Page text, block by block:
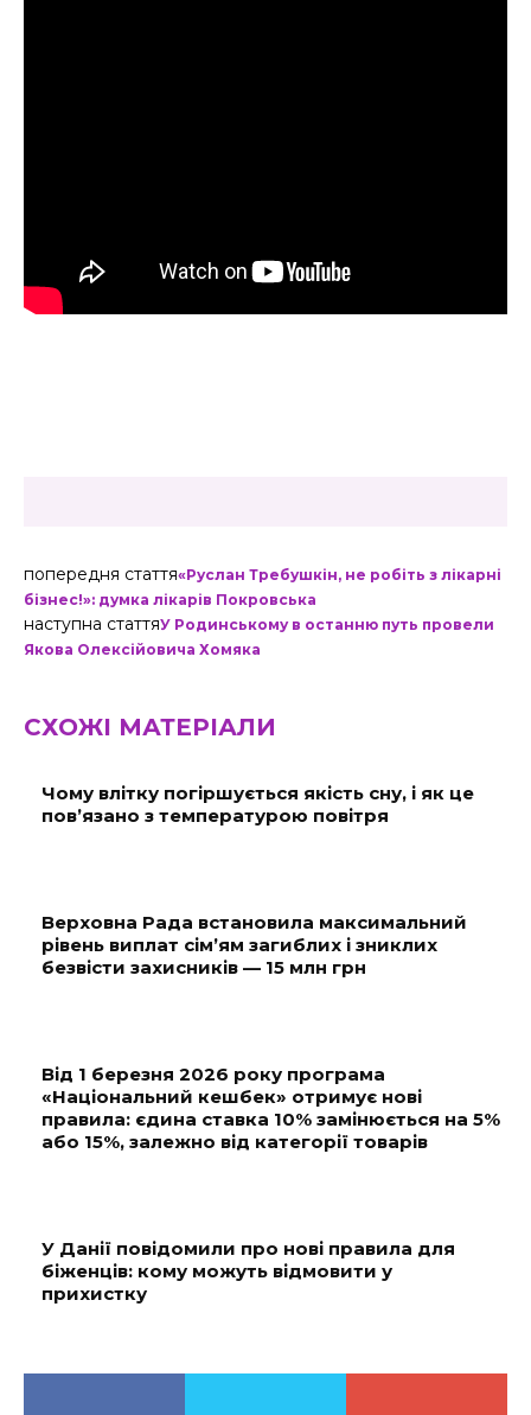
попередня стаття«Руслан Требушкін, не робіть з лікарні
бізнес!»: думка лікарів Покровська
наступна статтяУ Родинському в останню путь провели
Якова Олексійовича Хомяка
СХОЖІ МАТЕРІАЛИ
Чому влітку погіршується якість сну, і як це
пов’язано з температурою повітря
Верховна Рада встановила максимальний
рівень виплат сім’ям загиблих і зниклих
безвісти захисників — 15 млн грн
Від 1 березня 2026 року програма
«Національний кешбек» отримує нові
правила: єдина ставка 10% замінюється на 5%
або 15%, залежно від категорії товарів
У Данії повідомили про нові правила для
біженців: кому можуть відмовити у
прихистку